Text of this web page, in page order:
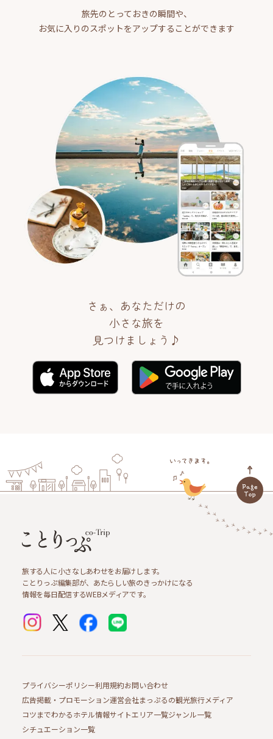
旅先のとっておきの瞬間や、
お気に入りのスポットをアップすることができます
さぁ、あなただけの
小さな旅を
見つけましょう♪
旅する人に小さなしあわせをお届けします。
ことりっぷ編集部が、あたらしい旅のきっかけになる
情報を毎日配信するWEBメディアです。
プライバシーポリシー利用規約お問い合わせ
広告掲載・プロモーション運営会社まっぷるの観光旅行メディア
コツまでわかるホテル情報サイトエリア一覧ジャンル一覧
シチュエーション一覧